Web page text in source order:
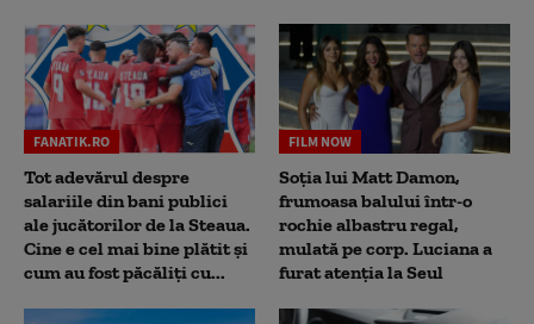
FANATIK.RO
Tot adevărul despre
salariile din bani publici
ale jucătorilor de la Steaua.
Cine e cel mai bine plătit și
cum au fost păcăliți cu...
FILM NOW
Soția lui Matt Damon,
frumoasa balului într-o
rochie albastru regal,
mulată pe corp. Luciana a
furat atenția la Seul